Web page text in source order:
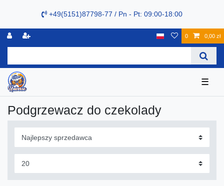
+49(5151)87798-77 / Pn - Pt: 09:00-18:00
0 0,00 zł
☰
Podgrzewacz do czekolady